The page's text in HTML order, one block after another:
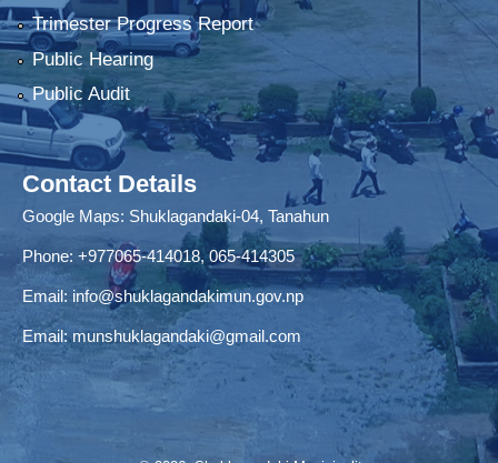
Trimester Progress Report
Public Hearing
Public Audit
Contact Details
Google Maps: Shuklagandaki-04, Tanahun
Phone: +977065-414018,065-414305
Email: info@shuklagandakimun.gov.np
Email:munshuklagandaki@gmail.com